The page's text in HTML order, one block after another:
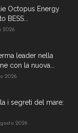
Octopus Energy
2026
leader nella
con la nuova...
2026
i segreti del mare:
2026